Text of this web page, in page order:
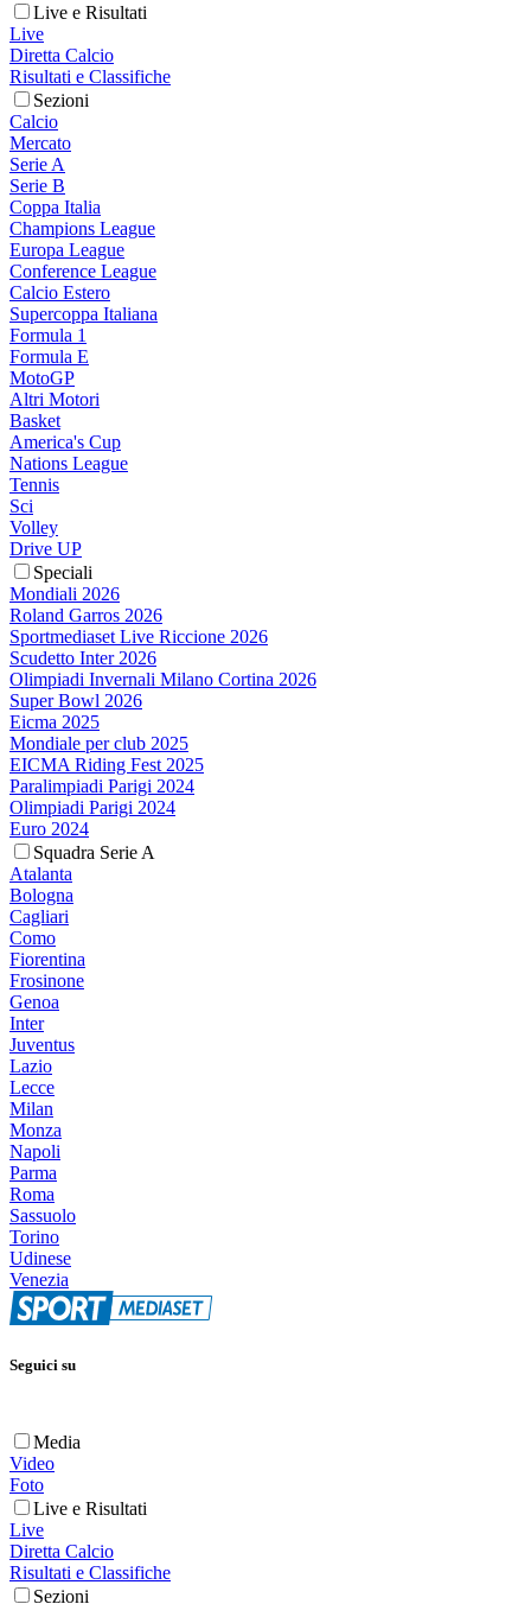
Live e Risultati
Live
Diretta Calcio
Risultati e Classifiche
Sezioni
Calcio
Mercato
Serie A
Serie B
Coppa Italia
Champions League
Europa League
Conference League
Calcio Estero
Supercoppa Italiana
Formula 1
Formula E
MotoGP
Altri Motori
Basket
America's Cup
Nations League
Tennis
Sci
Volley
Drive UP
Speciali
Mondiali 2026
Roland Garros 2026
Sportmediaset Live Riccione 2026
Scudetto Inter 2026
Olimpiadi Invernali Milano Cortina 2026
Super Bowl 2026
Eicma 2025
Mondiale per club 2025
EICMA Riding Fest 2025
Paralimpiadi Parigi 2024
Olimpiadi Parigi 2024
Euro 2024
Squadra Serie A
Atalanta
Bologna
Cagliari
Como
Fiorentina
Frosinone
Genoa
Inter
Juventus
Lazio
Lecce
Milan
Monza
Napoli
Parma
Roma
Sassuolo
Torino
Udinese
Venezia
Seguici su
Media
Video
Foto
Live e Risultati
Live
Diretta Calcio
Risultati e Classifiche
Sezioni